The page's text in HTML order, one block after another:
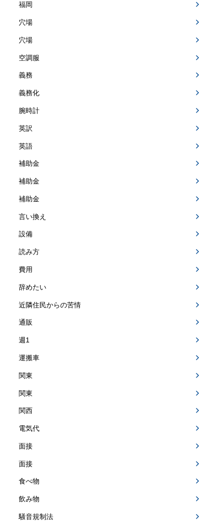
福岡
穴場
穴場
空調服
義務
義務化
腕時計
英訳
英語
補助金
補助金
補助金
言い換え
設備
読み方
費用
辞めたい
近隣住民からの苦情
通販
週1
運搬車
関東
関東
関西
電気代
面接
面接
食べ物
飲み物
騒音規制法